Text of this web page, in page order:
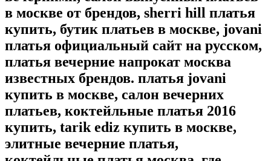
в москве от брендов, sherri hill платья
купить, бутик платьев в москве, jovani
платья официальный сайт на русском,
платья вечерние напрокат москва
известных брендов. платья jovani
купить в москве, салон вечерних
платьев, коктейльные платья 2016
купить, tarik ediz купить в москве,
элитные вечерние платья,